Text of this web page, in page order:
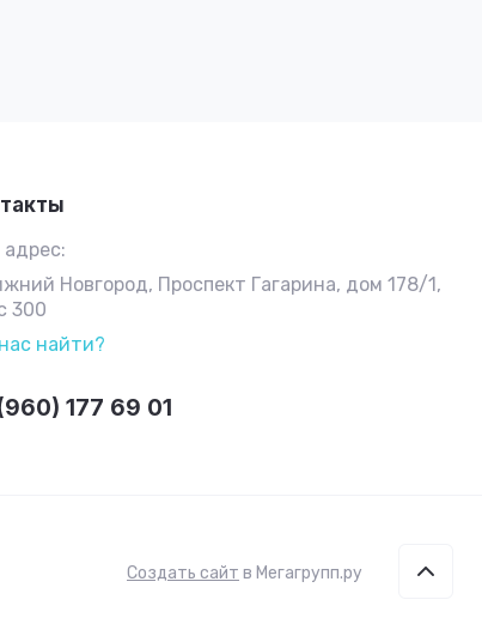
Новгород, Проспект Гагарина, дом 178/1,
300
найти?
177 69 01
Создать сайт в Мегагрупп.ру